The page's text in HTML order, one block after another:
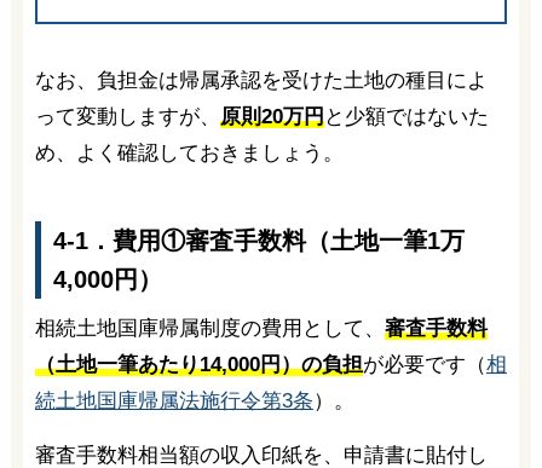
なお、負担金は帰属承認を受けた土地の種目によ
って変動しますが、 原則20万円と少額ではないた
め、よく確認しておきましょう。
4-1．費用①審査手数料（土地一筆1万
4,000円）
相続土地国庫帰属制度の費用として、 審査手数料
（土地一筆あたり14,000円）の負担が必要です（相
続土地国庫帰属法施行令第3条）。
審査手数料相当額の収入印紙を、申請書に貼付し